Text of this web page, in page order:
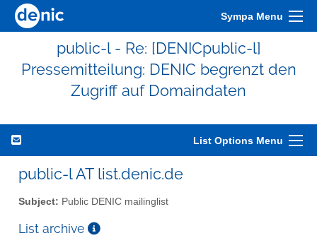
Sympa Menu
public-l - Re: [DENICpublic-l]
Pressemitteilung: DENIC begrenzt den
Zugriff auf Domaindaten
List Options Menu
public-l AT list.denic.de
Subject: Public DENIC mailinglist
List archive